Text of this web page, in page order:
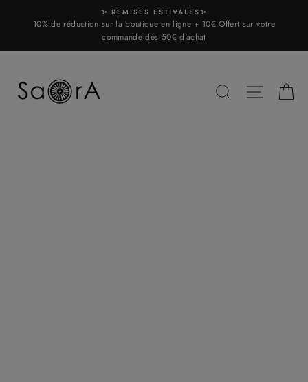
✨ REMISES ESTIVALES✨
10% de réduction sur la boutique en ligne + 10€ Offert sur votre
commande dès 50€ d'achat
SEARCHSITE